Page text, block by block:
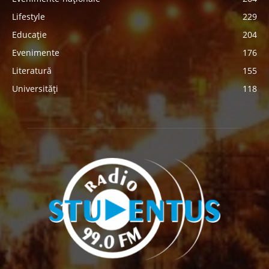
Lifestyle
229
Educație
204
Evenimente
176
Literatură
155
Universități
118